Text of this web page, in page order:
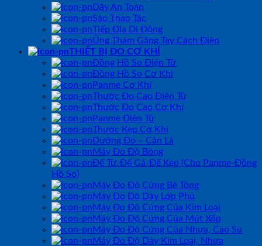
Dây An Toàn
Sào Thao Tác
Tiếp Địa Di Động
Ủng Thảm Găng Tay Cách Điện
THIẾT BỊ ĐO CƠ KHÍ
Đồng Hồ So Điện Tử
Đồng Hồ So Cơ Khí
Panme Cơ Khí
Thước Đo Cao Điện Tử
Thước Đo Cao Cơ Khí
Panme Điện Tử
Thước Kẹp Cơ Khí
Dưỡng Đo – Căn Lá
Máy Đo Độ Bóng
Đế Từ-Đế Gá-Đế Kẹp (Cho Panme-Đồng
Hồ So)
Máy Đo Độ Cứng Bê Tông
Máy Đo Độ Dày Lớp Phủ
Máy Đo Độ Cứng Của Kim Loại
Máy Đo Độ Cứng Của Mút Xốp
Máy Đo Độ Cứng Của Nhựa, Cao Su
Máy Đo Độ Dày Kim Loại, Nhựa